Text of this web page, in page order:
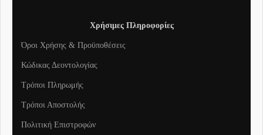
Χρήσιμες Πληροφορίες
Όροι Χρήσης & Προϋποθέσεις
Κώδικας Δεοντολογίας
Τρόποι Πληρωμής
Τρόποι Αποστολής
Πολιτική Επιστροφών